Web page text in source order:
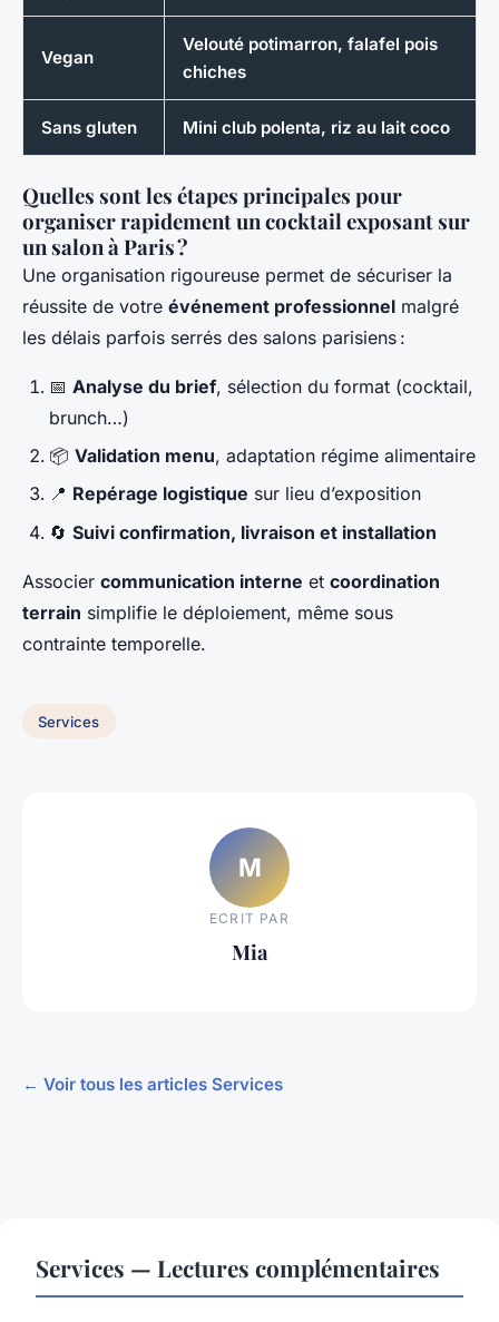
Vegan
Velouté potimarron, falafel pois
chiches
Sans gluten Mini club polenta, riz au lait coco
Quelles sont les étapes principales pour
organiser rapidement un cocktail exposant sur
un salon à Paris ?
Une organisation rigoureuse permet de sécuriser la
réussite de votre événement professionnel malgré
les délais parfois serrés des salons parisiens :
📅 Analyse du brief, sélection du format (cocktail,
brunch…)
📦 Validation menu, adaptation régime alimentaire
📍 Repérage logistique sur lieu d’exposition
🔄 Suivi confirmation, livraison et installation
Associer communication interne et coordination
terrain simplifie le déploiement, même sous
contrainte temporelle.
Services
M
ECRIT PAR
Mia
← Voir tous les articles Services
Services — Lectures complémentaires